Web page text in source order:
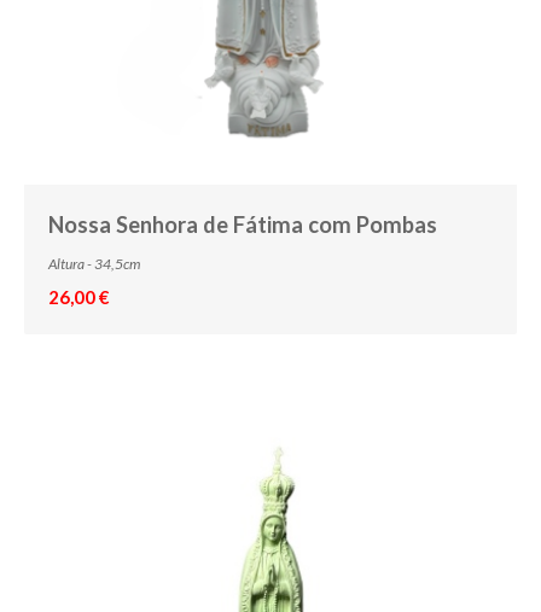
Nossa Senhora de Fátima com Pombas
Altura - 34,5cm
26,00 €